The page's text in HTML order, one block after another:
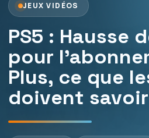
JEUX VIDÉOS
PS5 : Hausse
pour
Plus, ce que
doivent savoir